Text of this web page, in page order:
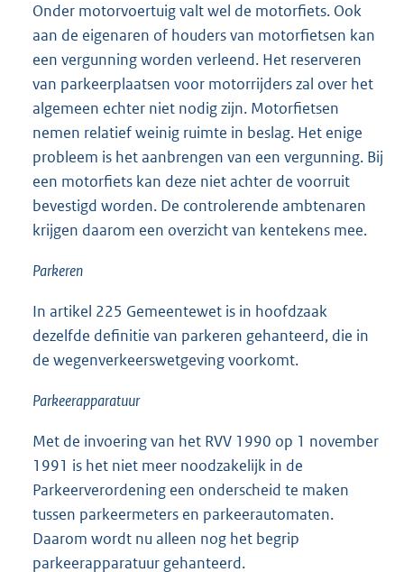
Onder motorvoertuig valt wel de motorfiets. Ook
aan de eigenaren of houders van motorfietsen kan
een vergunning worden verleend. Het reserveren
van parkeerplaatsen voor motorrijders zal over het
algemeen echter niet nodig zijn. Motorfietsen
nemen relatief weinig ruimte in beslag. Het enige
probleem is het aanbrengen van een vergunning. Bij
een motorfiets kan deze niet achter de voorruit
bevestigd worden. De controlerende ambtenaren
krijgen daarom een overzicht van kentekens mee.
Parkeren
In artikel 225 Gemeentewet is in hoofdzaak
dezelfde defini­tie van parkeren gehanteerd, die in
de wegenverkeerswetgeving voorkomt.
Parkeerapparatuur
Met de invoering van het RVV 1990 op 1 november
1991 is het niet meer noodzakelijk in de
Parkeerverordening een onderscheid te maken
tussen parkeermeters en parkeerautomaten.
Daarom wordt nu alleen nog het begrip
parkeerapparatuur gehanteerd.